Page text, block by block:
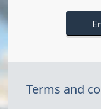
Terms and